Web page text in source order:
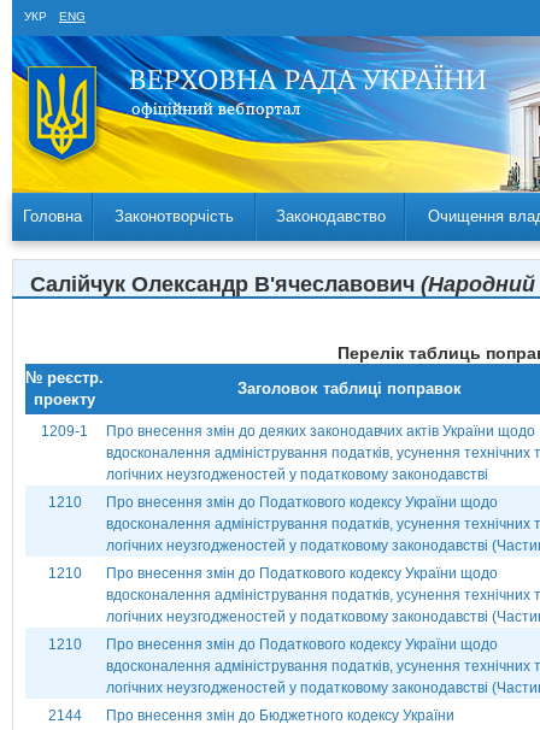
УКР ENG
Головна Законотворчість Законодавство Очищення
Салійчук Олександр В'ячеславович (Народний
Перелік таблиць
№ реєстр.
проекту
Заголовок таблиці поправок
1209-1
Про внесення змін до деяких законодавчих актів України щодо
вдосконалення адміністрування податків, усунення технічних
логічних неузгодженостей у податковому законодавстві
1210
Про внесення змін до Податкового кодексу України щодо
вдосконалення адміністрування податків, усунення технічних
логічних неузгодженостей у податковому законодавстві
1210
Про внесення змін до Податкового кодексу України щодо
вдосконалення адміністрування податків, усунення технічних
логічних неузгодженостей у податковому законодавстві
1210
Про внесення змін до Податкового кодексу України щодо
вдосконалення адміністрування податків, усунення технічних
логічних неузгодженостей у податковому законодавстві
2144
Про внесення змін до Бюджетного кодексу України